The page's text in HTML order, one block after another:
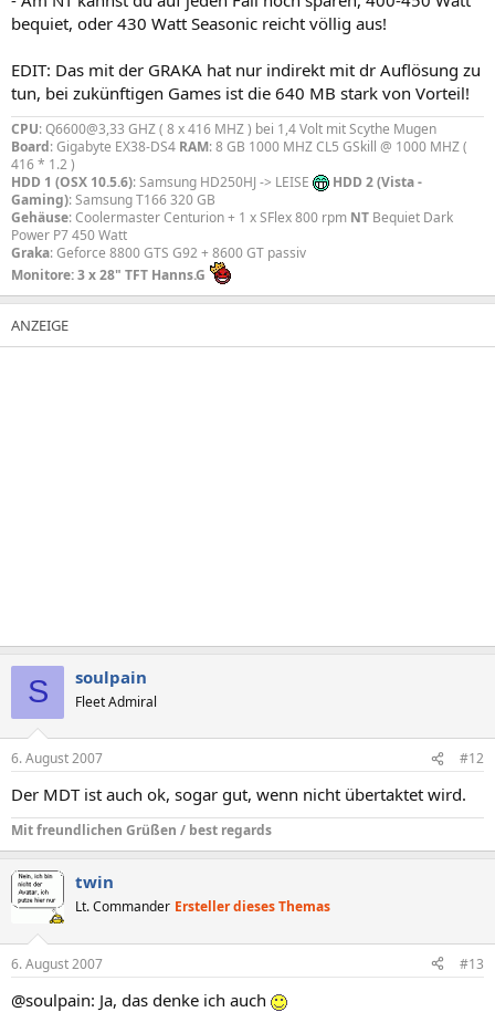
bequiet, oder 430 Watt Seasonic reicht völlig aus!
EDIT: Das mit der GRAKA hat nur indirekt mit dr Auflösung zu
tun, bei zukünftigen Games ist die 640 MB stark von Vorteil!
CPU: Q6600@3,33 GHZ ( 8 x 416 MHZ ) bei 1,4 Volt mit Scythe Mugen
Board: Gigabyte EX38-DS4 RAM: 8 GB 1000 MHZ CL5 GSkill @ 1000 MHZ (
416 * 1.2 )
HDD 1 (OSX 10.5.6): Samsung HD250HJ -> LEISE
HDD 2 (Vista -
Gaming): Samsung T166 320 GB
Gehäuse: Coolermaster Centurion + 1 x SFlex 800 rpm NT Bequiet Dark
Power P7 450 Watt
Graka: Geforce 8800 GTS G92 + 8600 GT passiv
Monitore: 3 x 28" TFT Hanns.G
S soulpain
Fleet Admiral
6. August 2007 #12
Der MDT ist auch ok, sogar gut, wenn nicht übertaktet wird.
Mit freundlichen Grüßen / best regards
twin
Lt. Commander Ersteller dieses Themas
6. August 2007 #13
@soulpain: Ja, das denke ich auch